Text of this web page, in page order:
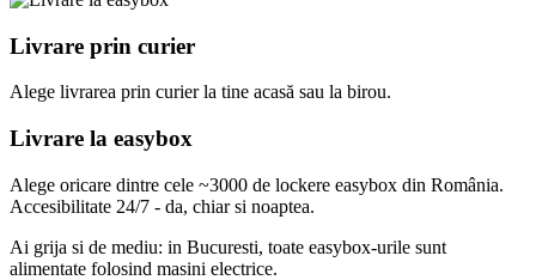
Livrare prin curier
Alege livrarea prin curierla tine acasă sau la birou.
Livrare la easybox
Alege oricare dintre cele ~3000 de lockere easybox din România.
Accesibilitate 24/7 - da, chiar si noaptea.
Ai grija si de mediu: in Bucuresti, toate easybox-urile sunt
alimentate folosind masini electrice.